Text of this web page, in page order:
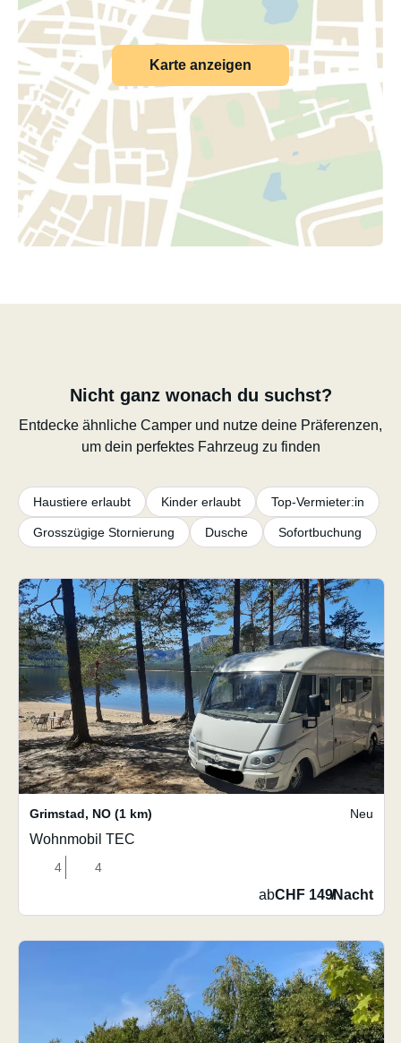
Karte anzeigen
Nicht ganz wonach du suchst?
Entdecke ähnliche Camper und nutze deine Präferenzen,
um dein perfektes Fahrzeug zu finden
Haustiere erlaubt Kinder erlaubt Top-Vermieter:in
Grosszügige Stornierung Dusche Sofortbuchung
Grimstad, NO (1 km) Neu
Wohnmobil TEC
4 4
abCHF 149/Nacht